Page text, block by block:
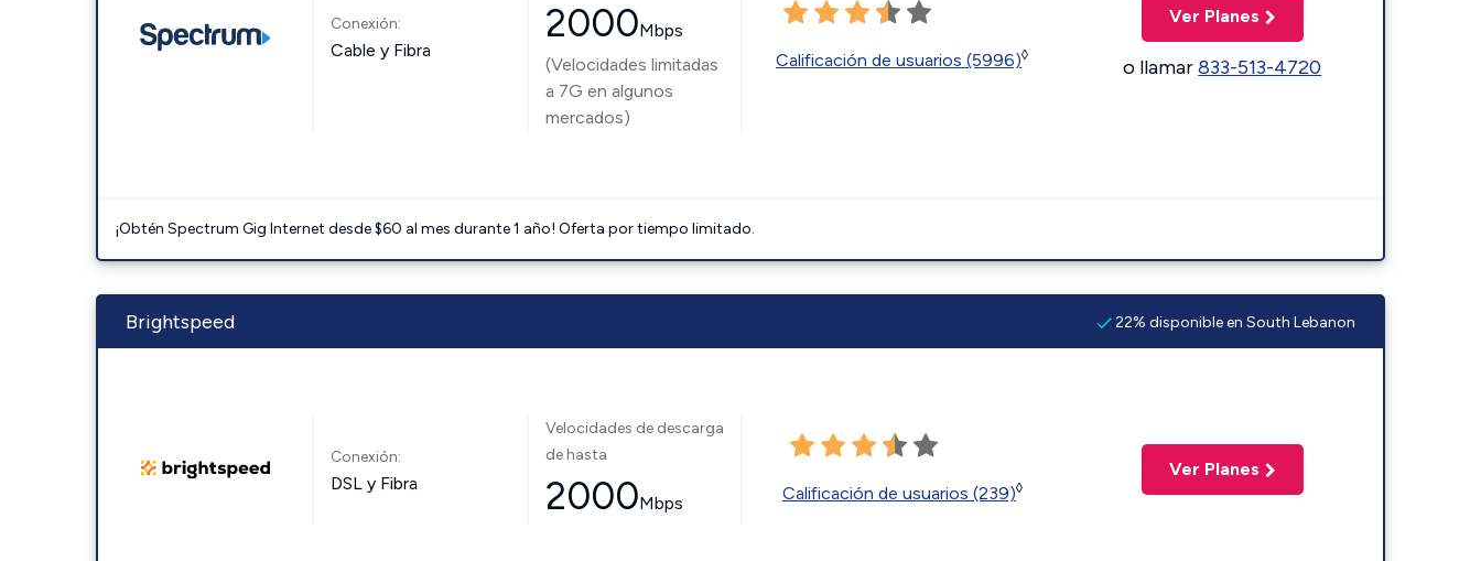
Conexión:
Cable y Fibra
2000Mbps
(Velocidades limitadas
a 7G en algunos
mercados)
Calificación de usuarios (5996)◊
Ver Planes
o llamar833-513-4720
¡Obtén Spectrum Gig Internet desde $60 al mes durante 1 año! Oferta por tiempo limitado.
Brightspeed 22% disponible en South Lebanon
Conexión:
DSL y Fibra
Velocidades de descarga
de hasta
2000Mbps Calificación de usuarios (239)◊
Ver Planes